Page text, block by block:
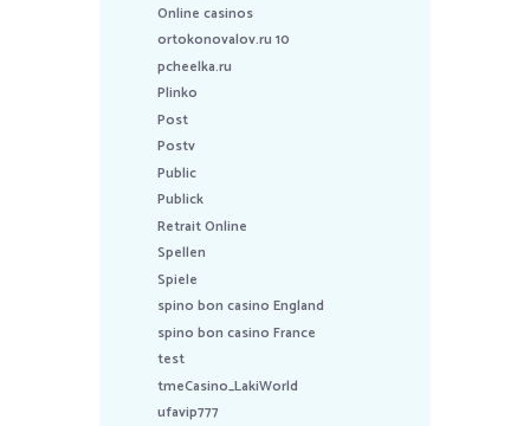
Online casinos
ortokonovalov.ru 10
pcheelka.ru
Plinko
Post
Postv
Public
Publick
Retrait Online
Spellen
Spiele
spino bon casino England
spino bon casino France
test
tmeCasino_LakiWorld
ufavip777